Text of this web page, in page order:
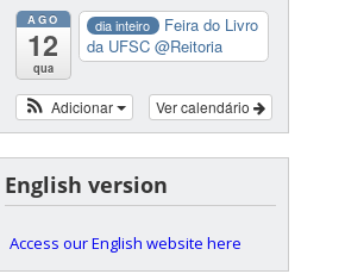
AGO
12
qua
dia inteiro
Feira do Livro
da UFSC @Reitoria
Ver calendário
Adicionar
English version
Access our English website here